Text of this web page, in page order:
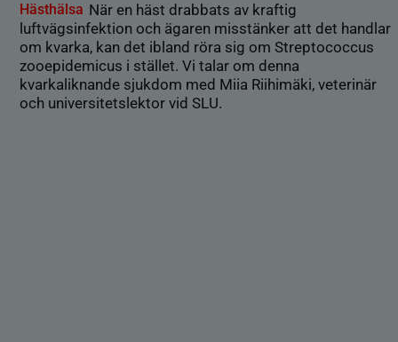
Hästhälsa När en häst drabbats av kraftig
luftvägsinfektion och ägaren misstänker att det handlar
om kvarka, kan det ibland röra sig om Streptococcus
zooepidemicus i stället. Vi talar om denna
kvarkaliknande sjukdom med Miia Riihimäki, veterinär
och universitetslektor vid SLU.